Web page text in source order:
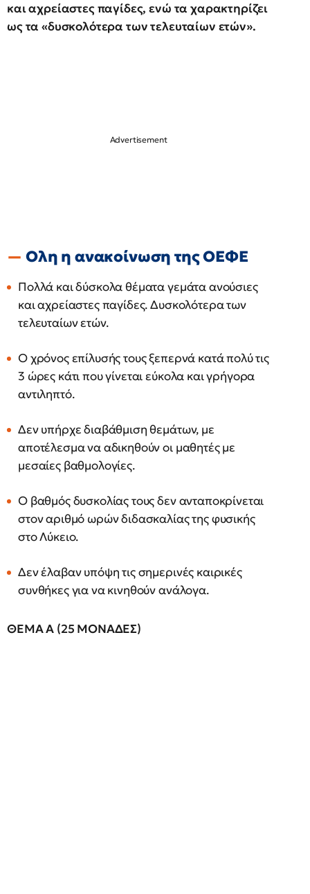
και αχρείαστες παγίδες, ενώ τα χαρακτηρίζει
ως τα «δυσκολότερα των τελευταίων ετών».
Ολη η ανακοίνωση της ΟΕΦΕ
Πολλά και δύσκολα θέματα γεμάτα ανούσιες
και αχρείαστες παγίδες. Δυσκολότερα των
τελευταίων ετών.
Ο χρόνος επίλυσής τους ξεπερνά κατά πολύ τις
3 ώρες κάτι που γίνεται εύκολα και γρήγορα
αντιληπτό.
Δεν υπήρχε διαβάθμιση θεμάτων, με
αποτέλεσμα να αδικηθούν οι μαθητές με
μεσαίες βαθμολογίες.
Ο βαθμός δυσκολίας τους δεν ανταποκρίνεται
στον αριθμό ωρών διδασκαλίας της φυσικής
στο Λύκειο.
Δεν έλαβαν υπόψη τις σημερινές καιρικές
συνθήκες για να κινηθούν ανάλογα.
ΘΕΜΑΑ (25 ΜΟΝΑΔΕΣ)